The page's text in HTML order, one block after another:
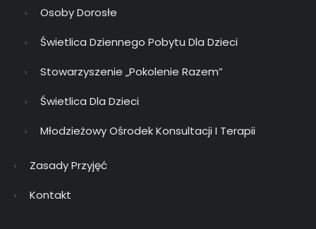
Osoby Dorosłe
Świetlica Dziennego Pobytu Dla Dzieci
Stowarzyszenie „Pokolenie Razem”
Świetlica Dla Dzieci
Młodzieżowy Ośrodek Konsultacji I Terapii
Zasady Przyjęć
Kontakt